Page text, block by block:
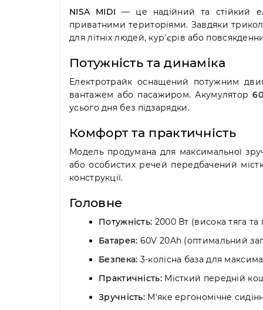
NISA MIDI — це надійний та стійкий
приватними територіями. Завдяки
для літніх людей, кур'єрів або
Потужність та динаміка
Електротрайк оснащений потужним
вантажем або пасажиром. Акумулятор
усього дня без підзарядки.
Комфорт та практичність
Модель продумана для максимальної
або особистих речей передбачений
конструкції.
Головне
Потужність: 2000 Вт (висока тяга
Батарея: 60V 20Ah (оптимальний
Безпека: 3-колісна база для
Практичність:Місткий передній
Зручність: М'яке ергономічне